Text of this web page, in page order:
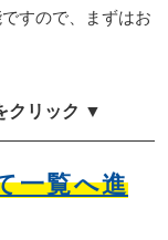
すので、まずはお
クリック ▼
一覧へ進